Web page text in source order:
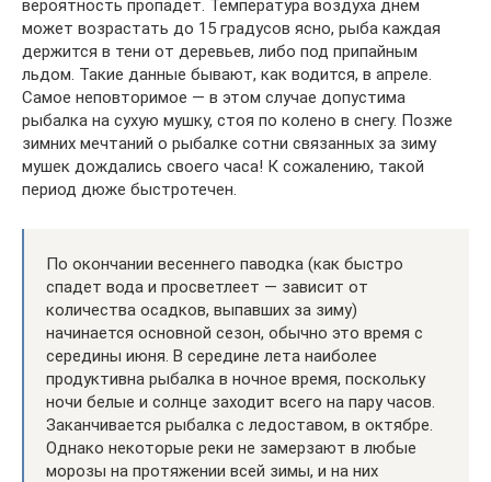
вероятность пропадет. Температура воздуха днем
может возрастать до 15 градусов ясно, рыба каждая
держится в тени от деревьев, либо под припайным
льдом. Такие данные бывают, как водится, в апреле.
Самое неповторимое — в этом случае допустима
рыбалка на сухую мушку, стоя по колено в снегу. Позже
зимних мечтаний о рыбалке сотни связанных за зиму
мушек дождались своего часа! К сожалению, такой
период дюже быстротечен.
По окончании весеннего паводка (как быстро
спадет вода и просветлеет — зависит от
количества осадков, выпавших за зиму)
начинается основной сезон, обычно это время с
середины июня. В середине лета наиболее
продуктивна рыбалка в ночное время, поскольку
ночи белые и солнце заходит всего на пару часов.
Заканчивается рыбалка с ледоставом, в октябре.
Однако некоторые реки не замерзают в любые
морозы на протяжении всей зимы, и на них